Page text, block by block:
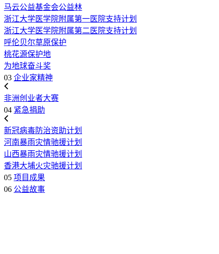
马云公益基金会公益林
浙江大学医学院附属第一医院支持计划
浙江大学医学院附属第二医院支持计划
呼伦贝尔草原保护
桃花源保护地
为地球奋斗奖
03 企业家精神
非洲创业者大赛
04 紧急捐助
新冠病毒防治资助计划
河南暴雨灾情驰援计划
山西暴雨灾情驰援计划
香港大埔火灾驰援计划
05 项目成果
06 公益故事